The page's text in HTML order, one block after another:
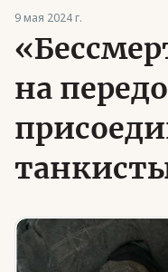
9 мая 2024 г.
на
Стать членом
Ассоциация в
Частые вопросы
Юридическая